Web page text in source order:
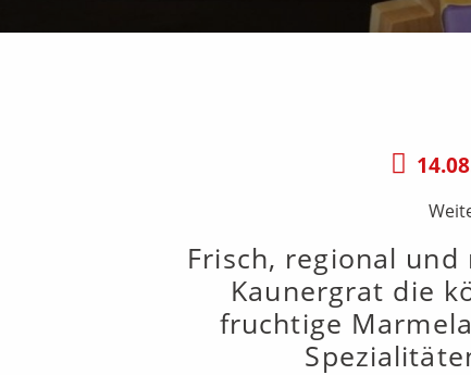
Frisch, regional
Kaunergrat die
fruchtige